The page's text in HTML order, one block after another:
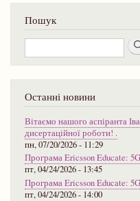
Пошук
Пошук
Останні новини
Вітаємо нашого аспіранта
дисертаційної роботи! .
пн, 07/20/2026 - 11:29
Програма Ericsson Educate:
пт, 04/24/2026 - 13:45
Програма Ericsson Educate:
пт, 04/24/2026 - 14:00